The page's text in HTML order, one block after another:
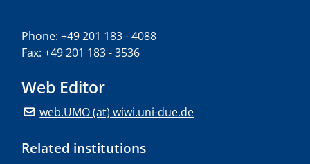
Phone: +49 201 183 - 4088
Fax: +49 201 183 - 3536
Web Editor
web.UMO (at) wiwi.uni-due.de
Related institutions